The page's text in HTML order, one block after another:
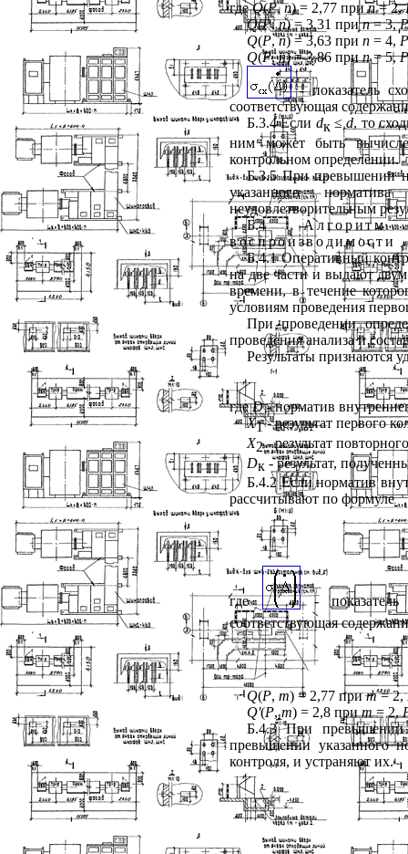
гдеQ(P,n) = 2,77 приn= 2,
Q(P,n) = 3,31 приn= 3,P
Q(P,n) = 3,63 при n= 4, P
Q(P,n) = 3,86 приn= 5,P
- показатель
соответствующая
Б.3.4 Если dк≤d, то
ним может быть
контрольном определении.
Б.3.5 При превышении
указанного
неудовлетворительным
Б.4
Алгоритм
воспроизводимости
Б.4.1 Оперативный
на две части и выдают
времени, в течение
условиям проведения
При проведении
проведения анализа и
Результаты признаются
гдеD- норматив
X1- результат первого
X2- результат
Dк- результат,
Б.4.2 Если норматив
рассчитывают по формуле
где
- показатель
соответствующая
Q(P, m) = 2,77 приm= 2,
Q'(P,m) = 2,8 приm= 2,
Б.4.3 При превышении
превышении указанного
контроля, и устраняют их.